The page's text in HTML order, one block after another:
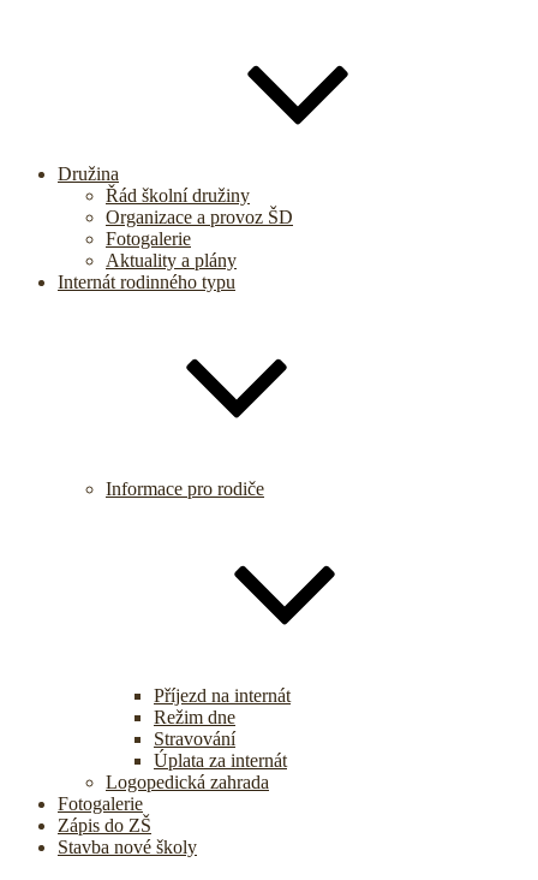
Družina
Řád školní družiny
Organizace a provoz ŠD
Fotogalerie
Aktuality a plány
Internát rodinného typu
Informace pro rodiče
Příjezd na internát
Režim dne
Stravování
Úplata za internát
Logopedická zahrada
Fotogalerie
Zápis do ZŠ
Stavba nové školy